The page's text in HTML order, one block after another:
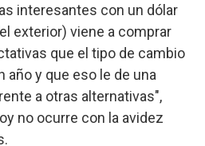
interesantes con un dólar
exterior) viene a comprar
que el tipo de cambio
año y que eso le de una
a otras alternativas",
no ocurre con la avidez